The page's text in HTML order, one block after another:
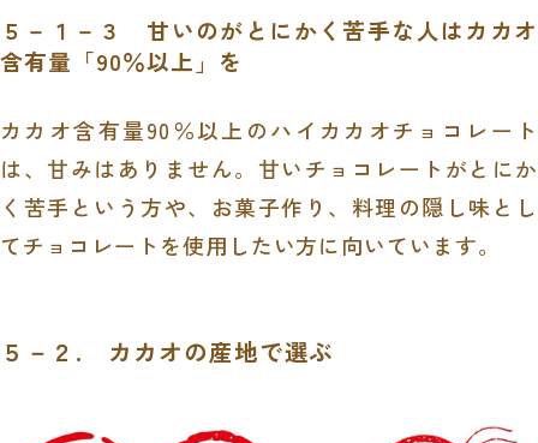
５－１－３ 甘いのがとにかく苦手な人はカカオ
含有量「90％以上」を
カカオ含有量90％以上のハイカカオチョコレート
は、甘みはありません。甘いチョコレートがとにか
く苦手という方や、お菓子作り、料理の隠し味とし
てチョコレートを使用したい方に向いています。
５－２. カカオの産地で選ぶ